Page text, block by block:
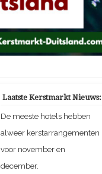
Laatste Kerstmarkt Nieuws:
De meeste hotels hebben
alweer kerstarrangementen
voor november en
december.